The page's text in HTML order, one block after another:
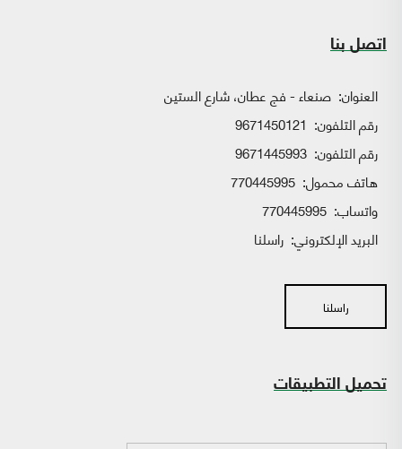
اتصل بنا
العنوان: صنعاء - فج عطان، شارع الستين
رقم التلفون: 9671450121
رقم التلفون: 9671445993
هاتف محمول: 770445995
واتساب:
البريد الإلكتروني: راسلنا
راسلنا
تحميل التطبيقات